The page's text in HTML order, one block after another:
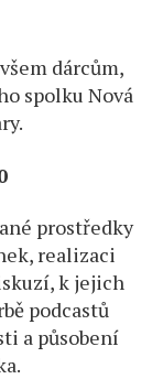
dárcům,
spolku Nová
prostředky
realizaci
k jejich
podcastů
a působení